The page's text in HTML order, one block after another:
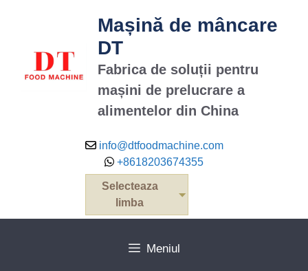
Mașină de mâncare
DT
Fabrica de soluții pentru
mașini de prelucrare a
alimentelor din China
info@dtfoodmachine.com
+8618203674355
Selecteaza
limba
Meniul